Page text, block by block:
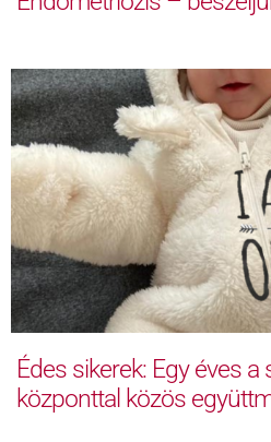
Édes sikerek: Egy éves
központtal közös